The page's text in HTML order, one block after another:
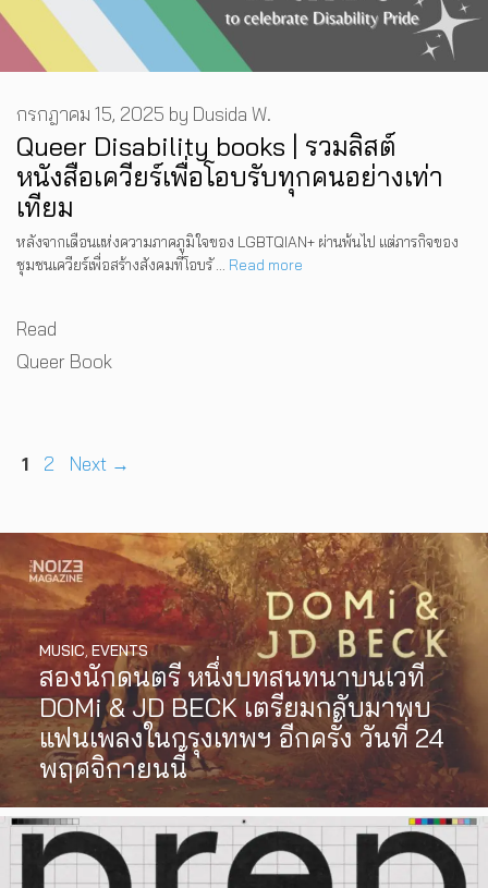
Queer Disability books | รวมลิสต์
หนังสือเควียร์เพื่อโอบรับทุกคนอย่างเท่า
เทียม
กรกฎาคม 15, 2025 by Dusida W.
หลังจากเดือนแห่งความภาคภูมิใจของ LGBTQIAN+ ผ่านพ้นไป แต่ภารกิจของ
ชุมชนเควียร์เพื่อสร้างสังคมที่โอบรั … Read more
Categories
Read
Tags
Queer Book
Page
1 Page
2 Next →
สองนักดนตรี หนึ่งบทสนทนาบนเวที
DOMi & JD BECK เตรียมกลับมาพบ
แฟนเพลงในกรุงเทพฯ อีกครั้ง วันที่ 24
พฤศจิกายนนี้
MUSIC,EVENTS